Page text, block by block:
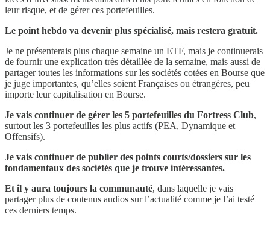
leur risque, et de gérer ces portefeuilles.
Le point hebdo va devenir plus spécialisé, mais restera gratuit.
Je ne présenterais plus chaque semaine un ETF, mais je continuerais
de fournir une explication très détaillée de la semaine, mais aussi de
partager toutes les informations sur les sociétés cotées en Bourse que
je juge importantes, qu’elles soient Françaises ou étrangères, peu
importe leur capitalisation en Bourse.
Je vais continuer de gérer les 5 portefeuilles du Fortress Club,
surtout les 3 portefeuilles les plus actifs (PEA, Dynamique et
Offensifs).
Je vais continuer de publier des points courts/dossiers sur les
fondamentaux des sociétés que je trouve intéressantes.
Et il y aura toujours la communauté, dans laquelle je vais
partager plus de contenus audios sur l’actualité comme je l’ai testé
ces derniers temps.